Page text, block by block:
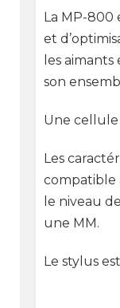
La MP-800
et
les
son
Une
Les
compatible
le niveau
une MM.
Le stylus